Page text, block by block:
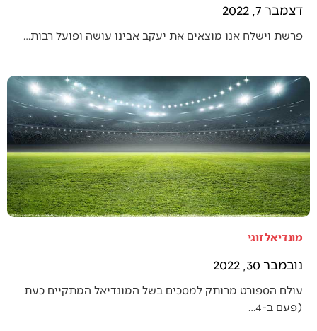
דצמבר 7, 2022
פרשת וישלח אנו מוצאים את יעקב אבינו עושה ופועל רבות…
מונדיאל זוגי
נובמבר 30, 2022
עולם הספורט מרותק למסכים בשל המונדיאל המתקיים כעת
(פעם ב-4…